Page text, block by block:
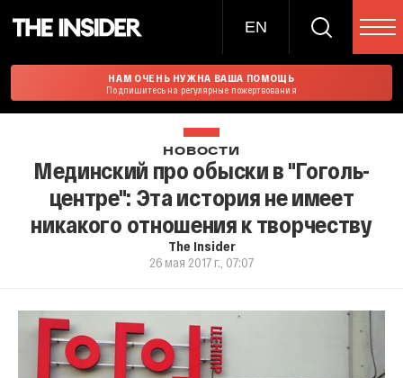
EN
НАМ ОЧЕНЬ НУЖНА ВАША ПОМОЩЬ
Подпишитесь на регулярные пожертвования
НОВОСТИ
Мединский про обыски в "Гоголь-
центре": Эта история не имеет
никакого отношения к творчеству
The Insider
26 мая 2017 г., 07:07